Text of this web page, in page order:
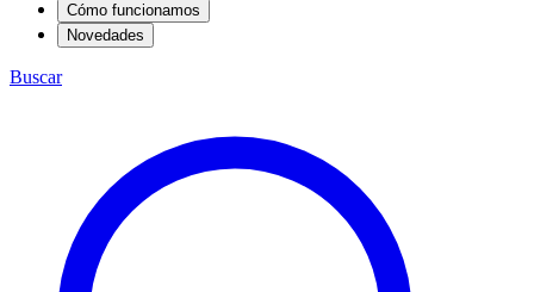
Cómo funcionamos
Novedades
Buscar